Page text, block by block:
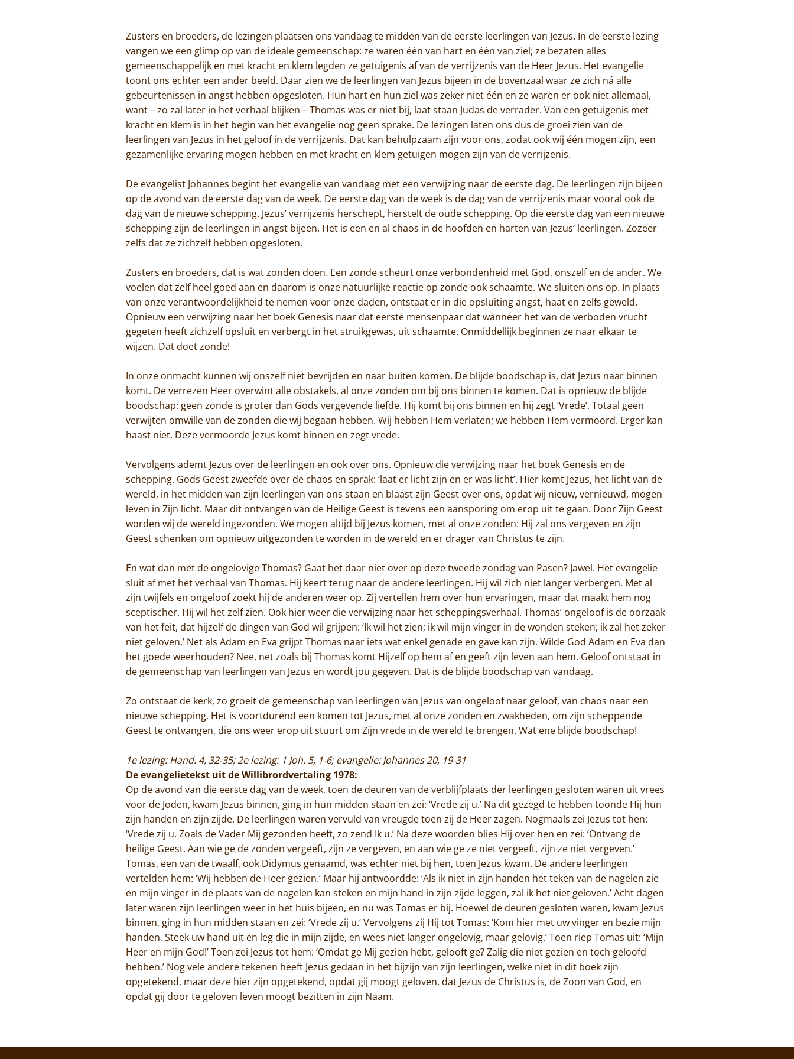
Home
Trappisten
Actueel
Monnik worden
Contact
De kloosterwinkel
Zusters en broeders, de lezingen plaatsen ons vandaag te midden van de eerste leerlingen van Jezus. In de eerste lezing
vangen we een glimp op van de ideale gemeenschap: ze waren één van hart en één van ziel; ze bezaten alles
gemeenschappelijk en met kracht en klem legden ze getuigenis af van de verrijzenis van de Heer Jezus. Het evangelie
toont ons echter een ander beeld. Daar zien we de leerlingen van Jezus bijeen in de bovenzaal waar ze zich ná alle
gebeurtenissen in angst hebben opgesloten. Hun hart en hun ziel was zeker niet één en ze waren er ook niet allemaal,
want – zo zal later in het verhaal blijken – Thomas was er niet bij, laat staan Judas de verrader. Van een getuigenis met
kracht en klem is in het begin van het evangelie nog geen sprake. De lezingen laten ons dus de groei zien van de
leerlingen van Jezus in het geloof in de verrijzenis. Dat kan behulpzaam zijn voor ons, zodat ook wij één mogen zijn, een
gezamenlijke ervaring mogen hebben en met kracht en klem getuigen mogen zijn van de verrijzenis.
De evangelist Johannes begint het evangelie van vandaag met een verwijzing naar de eerste dag. De leerlingen zijn bijeen
op de avond van de eerste dag van de week. De eerste dag van de week is de dag van de verrijzenis maar vooral ook de
dag van de nieuwe schepping. Jezus’ verrijzenis herschept, herstelt de oude schepping. Op die eerste dag van een nieuwe
schepping zijn de leerlingen in angst bijeen. Het is een en al chaos in de hoofden en harten van Jezus’ leerlingen. Zozeer
zelfs dat ze zichzelf hebben opgesloten.
Zusters en broeders, dat is wat zonden doen. Een zonde scheurt onze verbondenheid met God, onszelf en de ander. We
voelen dat zelf heel goed aan en daarom is onze natuurlijke reactie op zonde ook schaamte. We sluiten ons op. In plaats
van onze verantwoordelijkheid te nemen voor onze daden, ontstaat er in die opsluiting angst, haat en zelfs geweld.
Opnieuw een verwijzing naar het boek Genesis naar dat eerste mensenpaar dat wanneer het van de verboden vrucht
gegeten heeft zichzelf opsluit en verbergt in het struikgewas, uit schaamte. Onmiddellijk beginnen ze naar elkaar te
wijzen. Dat doet zonde!
In onze onmacht kunnen wij onszelf niet bevrijden en naar buiten komen. De blijde boodschap is, dat Jezus naar binnen
komt. De verrezen Heer overwint alle obstakels, al onze zonden om bij ons binnen te komen. Dat is opnieuw de blijde
boodschap: geen zonde is groter dan Gods vergevende liefde. Hij komt bij ons binnen en hij zegt ‘Vrede’. Totaal geen
verwijten omwille van de zonden die wij begaan hebben. Wij hebben Hem verlaten; we hebben Hem vermoord. Erger kan
haast niet. Deze vermoorde Jezus komt binnen en zegt vrede.
Vervolgens ademt Jezus over de leerlingen en ook over ons. Opnieuw die verwijzing naar het boek Genesis en de
schepping. Gods Geest zweefde over de chaos en sprak: ‘laat er licht zijn en er was licht’. Hier komt Jezus, het licht van de
wereld, in het midden van zijn leerlingen van ons staan en blaast zijn Geest over ons, opdat wij nieuw, vernieuwd, mogen
leven in Zijn licht. Maar dit ontvangen van de Heilige Geest is tevens een aansporing om erop uit te gaan. Door Zijn Geest
worden wij de wereld ingezonden. We mogen altijd bij Jezus komen, met al onze zonden: Hij zal ons vergeven en zijn
Geest schenken om opnieuw uitgezonden te worden in de wereld en er drager van Christus te zijn.
En wat dan met de ongelovige Thomas? Gaat het daar niet over op deze tweede zondag van Pasen? Jawel. Het evangelie
sluit af met het verhaal van Thomas. Hij keert terug naar de andere leerlingen. Hij wil zich niet langer verbergen. Met al
zijn twijfels en ongeloof zoekt hij de anderen weer op. Zij vertellen hem over hun ervaringen, maar dat maakt hem nog
sceptischer. Hij wil het zelf zien. Ook hier weer die verwijzing naar het scheppingsverhaal. Thomas’ ongeloof is de oorzaak
van het feit, dat hijzelf de dingen van God wil grijpen: ‘Ik wil het zien; ik wil mijn vinger in de wonden steken; ik zal het zeker
niet geloven.’ Net als Adam en Eva grijpt Thomas naar iets wat enkel genade en gave kan zijn. Wilde God Adam en Eva dan
het goede weerhouden? Nee, net zoals bij Thomas komt Hijzelf op hem af en geeft zijn leven aan hem. Geloof ontstaat in
de gemeenschap van leerlingen van Jezus en wordt jou gegeven. Dat is de blijde boodschap van vandaag.
Zo ontstaat de kerk, zo groeit de gemeenschap van leerlingen van Jezus van ongeloof naar geloof, van chaos naar een
nieuwe schepping. Het is voortdurend een komen tot Jezus, met al onze zonden en zwakheden, om zijn scheppende
Geest te ontvangen, die ons weer erop uit stuurt om Zijn vrede in de wereld te brengen. Wat ene blijde boodschap!
1e lezing: Hand. 4, 32-35; 2e lezing: 1 Joh. 5, 1-6; evangelie: Johannes 20, 19-31
De evangelietekst uit de Willibrordvertaling 1978:
Op de avond van die eerste dag van de week, toen de deuren van de verblijfplaats der leerlingen gesloten waren uit vrees
voor de Joden, kwam Jezus binnen, ging in hun midden staan en zei: ‘Vrede zij u.’ Na dit gezegd te hebben toonde Hij hun
zijn handen en zijn zijde. De leerlingen waren vervuld van vreugde toen zij de Heer zagen. Nogmaals zei Jezus tot hen:
‘Vrede zij u. Zoals de Vader Mij gezonden heeft, zo zend Ik u.’ Na deze woorden blies Hij over hen en zei: ‘Ontvang de
heilige Geest. Aan wie ge de zonden vergeeft, zijn ze vergeven, en aan wie ge ze niet vergeeft, zijn ze niet vergeven.’
Tomas, een van de twaalf, ook Didymus genaamd, was echter niet bij hen, toen Jezus kwam. De andere leerlingen
vertelden hem: ‘Wij hebben de Heer gezien.’ Maar hij antwoordde: ‘Als ik niet in zijn handen het teken van de nagelen zie
en mijn vinger in de plaats van de nagelen kan steken en mijn hand in zijn zijde leggen, zal ik het niet geloven.’ Acht dagen
later waren zijn leerlingen weer in het huis bijeen, en nu was Tomas er bij. Hoewel de deuren gesloten waren, kwam Jezus
binnen, ging in hun midden staan en zei: ‘Vrede zij u.’ Vervolgens zij Hij tot Tomas: ‘Kom hier met uw vinger en bezie mijn
handen. Steek uw hand uit en leg die in mijn zijde, en wees niet langer ongelovig, maar gelovig.’ Toen riep Tomas uit: ‘Mijn
Heer en mijn God!’ Toen zei Jezus tot hem: ‘Omdat ge Mij gezien hebt, gelooft ge? Zalig die niet gezien en toch geloofd
hebben.’ Nog vele andere tekenen heeft Jezus gedaan in het bijzijn van zijn leerlingen, welke niet in dit boek zijn
opgetekend, maar deze hier zijn opgetekend, opdat gij moogt geloven, dat Jezus de Christus is, de Zoon van God, en
opdat gij door te geloven leven moogt bezitten in zijn Naam.